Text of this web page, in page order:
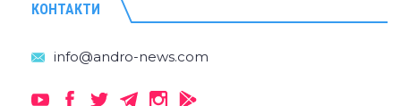
КОНТАКТИ